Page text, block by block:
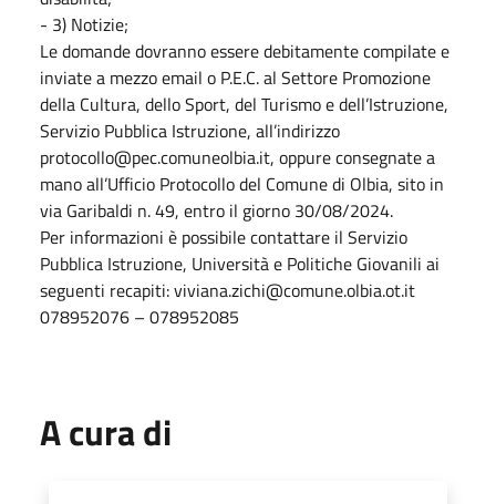
- 3) Notizie;
Le domande dovranno essere debitamente compilate e
inviate a mezzo email o P.E.C. al Settore Promozione
della Cultura, dello Sport, del Turismo e dell’Istruzione,
Servizio Pubblica Istruzione, all’indirizzo
protocollo@pec.comuneolbia.it, oppure consegnate a
mano all’Ufficio Protocollo del Comune di Olbia, sito in
via Garibaldi n. 49, entro il giorno 30/08/2024.
Per informazioni è possibile contattare il Servizio
Pubblica Istruzione, Università e Politiche Giovanili ai
seguenti recapiti: viviana.zichi@comune.olbia.ot.it
078952076 – 078952085
A cura di